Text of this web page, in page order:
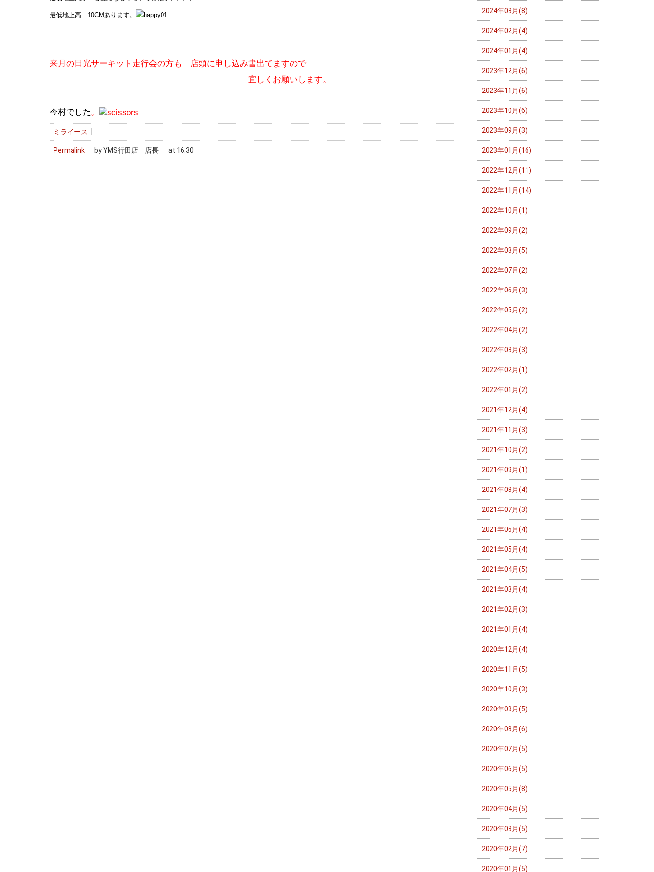
最低地上高 10CMあります。
来月の日光サーキット走行会の方も 店頭に申し込み書出てますので
宜しくお願いします。
今村でした。
ミライース
Permalink by YMS行田店 店長 at 16:30
2024年03月(8)
2024年02月(4)
2024年01月(4)
2023年12月(6)
2023年11月(6)
2023年10月(6)
2023年09月(3)
2023年01月(16)
2022年12月(11)
2022年11月(14)
2022年10月(1)
2022年09月(2)
2022年08月(5)
2022年07月(2)
2022年06月(3)
2022年05月(2)
2022年04月(2)
2022年03月(3)
2022年02月(1)
2022年01月(2)
2021年12月(4)
2021年11月(3)
2021年10月(2)
2021年09月(1)
2021年08月(4)
2021年07月(3)
2021年06月(4)
2021年05月(4)
2021年04月(5)
2021年03月(4)
2021年02月(3)
2021年01月(4)
2020年12月(4)
2020年11月(5)
2020年10月(3)
2020年09月(5)
2020年08月(6)
2020年07月(5)
2020年06月(5)
2020年05月(8)
2020年04月(5)
2020年03月(5)
2020年02月(7)
2020年01月(5)